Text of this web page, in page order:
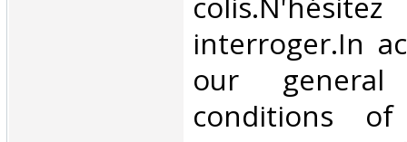
interroger.In
our
conditions of